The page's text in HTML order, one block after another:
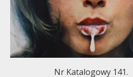
Nr Katalogowy 141.